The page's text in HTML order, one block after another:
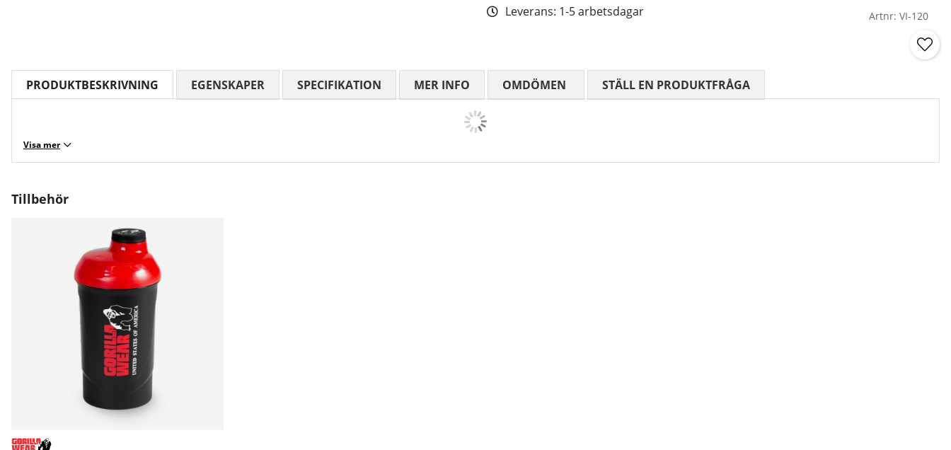
Leverans: 1-5 arbetsdagar Artnr: VI-120
PRODUKTBESKRIVNING
Visa mer
EGENSKAPER SPECIFIKATION MER INFO OMDÖMEN MEDELBETYG 0 AV 5 ANTAL BETYG 0
STÄLL EN PRODUKTFRÅGA
Tillbehör